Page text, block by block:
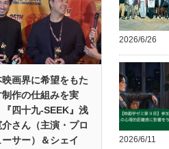
映画界に希望をもた
制作の仕組みを実
『四十九-SEEK』浅
さん（主演・プロ
サー）＆シェイ
2026/6/26
2026/6/11